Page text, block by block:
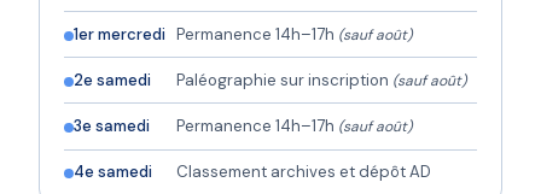
1er mercredi Permanence 14h–17h (sauf août)
2e samedi Paléographie sur inscription (sauf août)
3e samedi Permanence 14h–17h (sauf août)
4e samedi Classement archives et dépôt AD